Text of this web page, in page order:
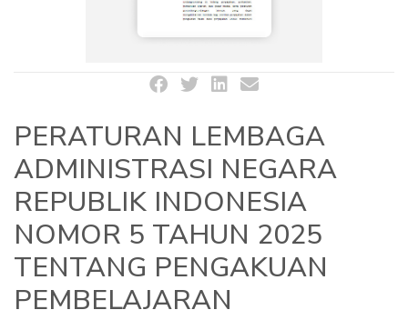
PERATURAN LEMBAGA
ADMINISTRASI NEGARA
REPUBLIK INDONESIA
NOMOR 5 TAHUN 2025
TENTANG PENGAKUAN
PEMBELAJARAN